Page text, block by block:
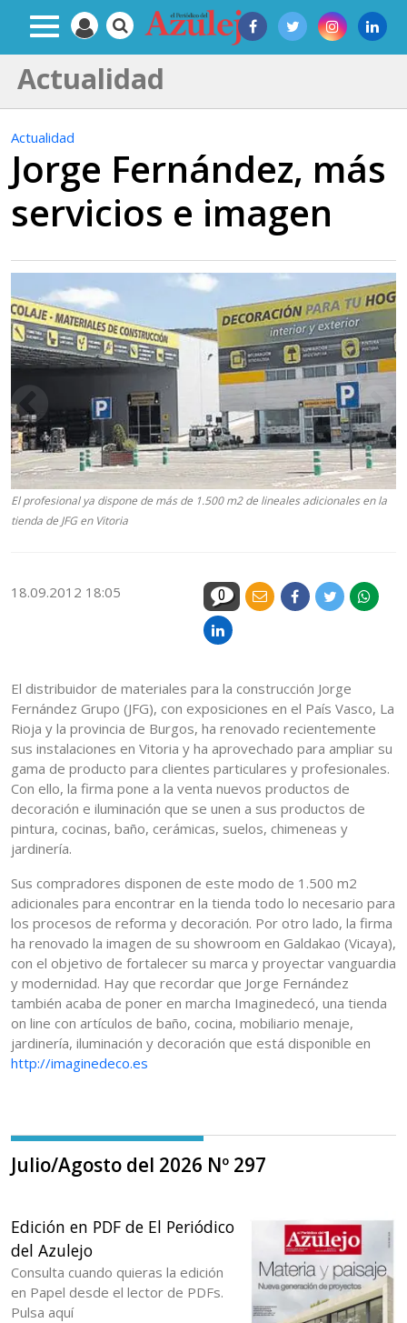
Actualidad
Actualidad
Jorge Fernández, más
servicios e imagen
El profesional ya dispone de más de 1.500 m2 de lineales adicionales en la
tienda de JFG en Vitoria
18.09.2012 18:05 0
El distribuidor de materiales para la construcción Jorge
Fernández Grupo (JFG), con exposiciones en el País Vasco, La
Rioja y la provincia de Burgos, ha renovado recientemente
sus instalaciones en Vitoria y ha aprovechado para ampliar su
gama de producto para clientes particulares y profesionales.
Con ello, la firma pone a la venta nuevos productos de
decoración e iluminación que se unen a sus productos de
pintura, cocinas, baño, cerámicas, suelos, chimeneas y
jardinería.
Sus compradores disponen de este modo de 1.500 m2
adicionales para encontrar en la tienda todo lo necesario para
los procesos de reforma y decoración. Por otro lado, la firma
ha renovado la imagen de su showroom en Galdakao (Vicaya),
con el objetivo de fortalecer su marca y proyectar vanguardia
y modernidad. Hay que recordar que Jorge Fernández
también acaba de poner en marcha Imaginedecó, una tienda
on line con artículos de baño, cocina, mobiliario menaje,
jardinería, iluminación y decoración que está disponible en
http://imaginedeco.es
Julio/Agosto del 2026 Nº 297
Edición en PDF de El Periódico
del Azulejo
Consulta cuando quieras la edición
en Papel desde el lector de PDFs.
Pulsa aquí